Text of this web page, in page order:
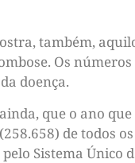
também,
Os
doença.
que o ano
de todos
Sistema Único